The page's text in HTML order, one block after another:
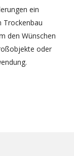
ein
Trockenbau
den Wünschen
oder